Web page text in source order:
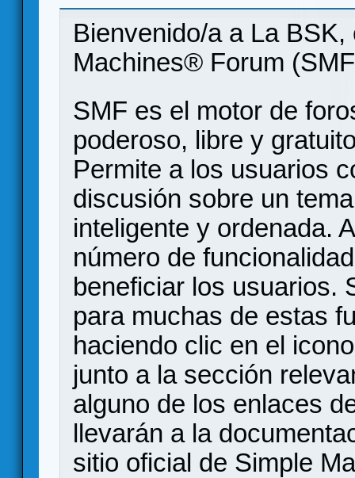
Bienvenido/a a La
Machines® Forum
SMF es el motor de
poderoso, libre y
Permite a los usuarios
discusión sobre un
inteligente y ordenada.
número de
beneficiar los usuarios.
para muchas de estas
haciendo clic en el
junto a la sección
alguno de los enlaces
llevarán a la
sitio oficial de Simple